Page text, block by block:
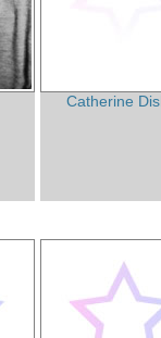
Catherine